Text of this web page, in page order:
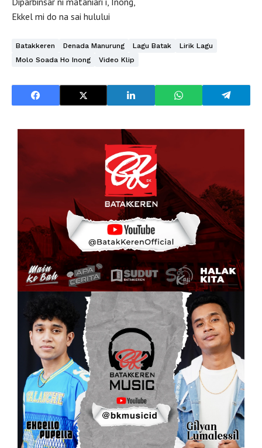
Ekkel mi do na sai hulului
Batakkeren Denada Manurung Lagu Batak
Lirik Lagu
Molo Soada Ho Inong
Video Klip